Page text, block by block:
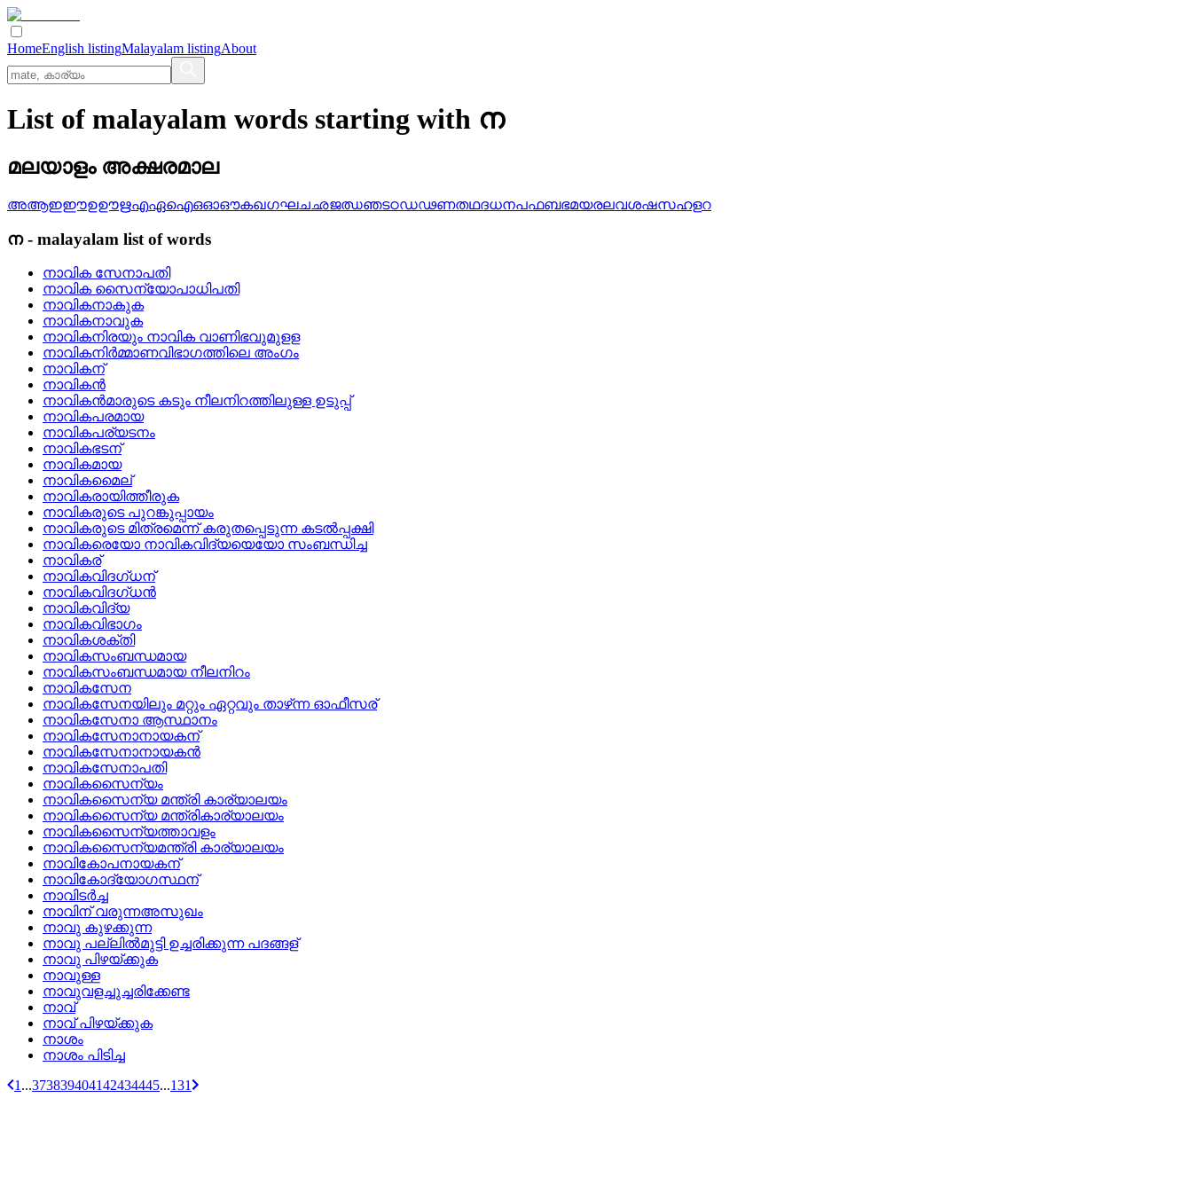
HomeEnglish listingMalayalam listingAbout
List of malayalam words starting with ന
മലയാളം അക്ഷരമാല
അആഇഈഉഊഋഎഏഐഒഓഔകഖഗഘചഛജഝഞടഠഡഢണതഥദധനപഫബഭമയരലവശഷസഹളറ
ന- malayalam list of words
നാവിക സേനാപതി
നാവിക സൈന്യോപാധിപതി
നാവികനാകുക
നാവികനാവുക
നാവികനിരയും നാവിക വാണിഭവുമുളള
നാവികനിര്‍മ്മാണവിഭാഗത്തിലെ അംഗം
നാവികന്
നാവികന്‍
നാവികന്‍മാരുടെ കടും നീലനിറത്തിലുള്ള ഉടുപ്പ്
നാവികപരമായ
നാവികപര്യടനം
നാവികഭടന്
നാവികമായ
നാവികമൈല്
നാവികരായിത്തീരുക
നാവികരുടെ പുറങ്കുപ്പായം
നാവികരുടെ മിത്രമെന്ന്‌ കരുതപ്പെടുന്ന കടല്‍പ്പക്ഷി
നാവികരെയോ നാവികവിദ്യയെയോ സംബന്ധിച്ച
നാവികര്
നാവികവിദഗ്ധന്
നാവികവിദഗ്ധന്‍
നാവികവിദ്യ
നാവികവിഭാഗം
നാവികശക്തി
നാവികസംബന്ധമായ
നാവികസംബന്ധമായ നീലനിറം
നാവികസേന
നാവികസേനയിലും മറ്റും ഏറ്റവും താഴ്‌ന്ന ഓഫീസര്
നാവികസേനാ ആസ്ഥാനം
നാവികസേനാനായകന്
നാവികസേനാനായകന്‍
നാവികസേനാപതി
നാവികസൈന്യം
നാവികസൈന്യ മന്ത്രി കാര്യാലയം
നാവികസൈന്യ മന്ത്രികാര്യാലയം
നാവികസൈന്യത്താവളം
നാവികസൈന്യമന്ത്രി കാര്യാലയം
നാവികോപനായകന്
നാവികോദ്യോഗസ്ഥന്
നാവിടര്‍ച്ച
നാവിന്‌ വരുന്നഅസുഖം
നാവു കുഴക്കുന്ന
നാവു പല്ലില്‍മുട്ടി ഉച്ചരിക്കുന്ന പദങ്ങള്
നാവു പിഴയ്‌ക്കുക
നാവുള്ള
നാവുവളച്ചുച്ചരിക്കേണ്ട
നാവ്
നാവ്‌ പിഴയ്‌ക്കുക
നാശം
നാശം പിടിച്ച
1 ...373839404142434445...131